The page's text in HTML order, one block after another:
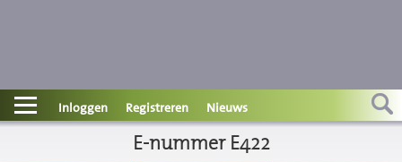
ContactInloggen Registreren Nieuws
E-nummer E422